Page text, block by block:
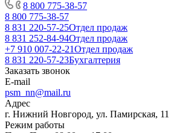
8 800 775-38-57
8 800 775-38-57
8 831 220-57-25Отдел продаж
8 831 252-84-94Отдел продаж
+7 910 007-22-21Отдел продаж
8 831 220-57-23Бухгалтерия
Заказать звонок
E-mail
psm_nn@mail.ru
Адрес
г. Нижний Новгород, ул. Памирская, 11
Режим работы